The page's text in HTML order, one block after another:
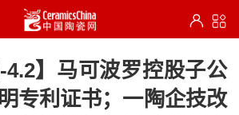
-4.2】马可波罗控股子公
专利证书；一陶企技改